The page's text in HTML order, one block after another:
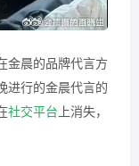
金晨的品牌代言方
进行的金晨代言的
社交平台 上消失，